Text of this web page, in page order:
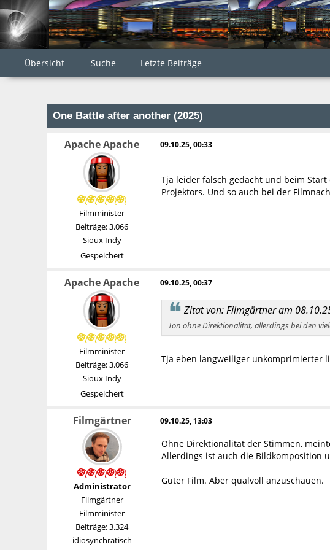
Übersicht Suche Letzte Beiträge
One Battle after another (2025)
Apache Apache
Filmminister
Beiträge: 3.066
Sioux Indy
Gespeichert
09.10.25, 00:33
Tja leider falsch gedacht und beim
Projektors. Und so auch bei der
Apache Apache
Filmminister
Beiträge: 3.066
Sioux Indy
Gespeichert
09.10.25, 00:37
Zitat von: Filmgärtner am
Ton ohne Direktionalität, allerdings bei den
Tja eben langweiliger unkomprimierter
Filmgärtner
Administrator
Filmgärtner
Filmminister
Beiträge: 3.324
idiosynchratisch
09.10.25, 13:03
Ohne Direktionalität der Stimmen,
Allerdings ist auch die Bildkomposition
Guter Film. Aber qualvoll anzuschauen.